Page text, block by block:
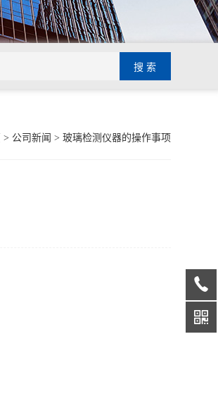
> 公司新闻 > 玻璃检测仪器的操作事项